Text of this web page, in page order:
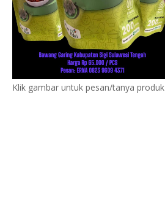
Klik gambar untuk pesan/tanya produk